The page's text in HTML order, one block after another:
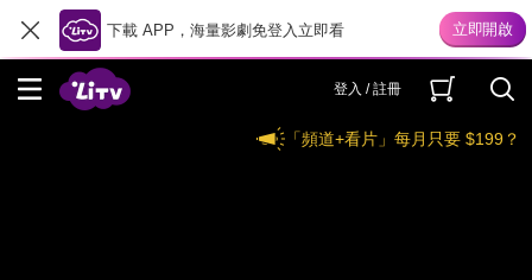
下載 APP，海量影劇免登入立即看
登入 / 註冊
「頻道+看片」每月只要 $199？